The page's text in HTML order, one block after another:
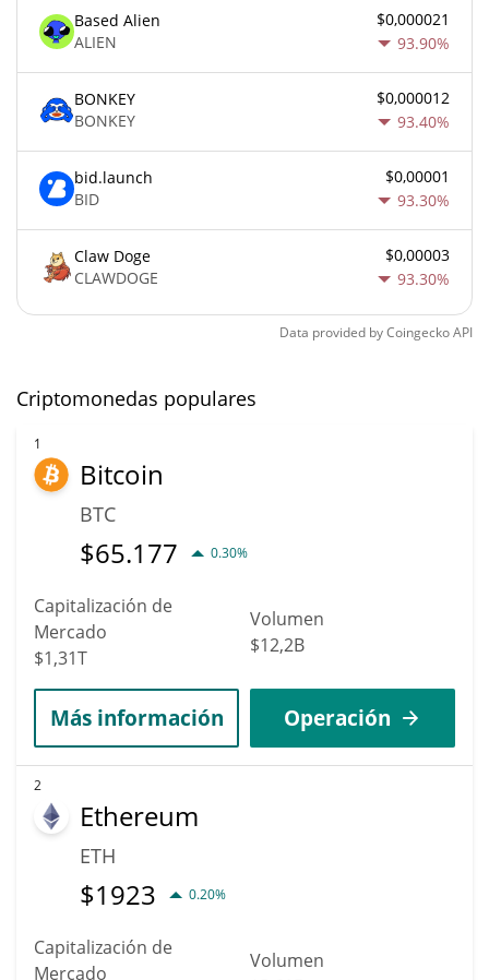
Based Alien
ALIEN
$0,000021
93.90%
BONKEY
BONKEY
$0,000012
93.40%
bid.launch
BID
$0,00001
93.30%
Claw Doge
CLAWDOGE
$0,00003
93.30%
Data provided byCoingeckoAPI
Criptomonedas populares
1
Bitcoin
BTC
$65.177 0.30%
Capitalización de
Mercado
$1,31T
Volumen
$12,2B
Más información Operación
2
Ethereum
ETH
$1923 0.20%
Capitalización de
Mercado
Volumen